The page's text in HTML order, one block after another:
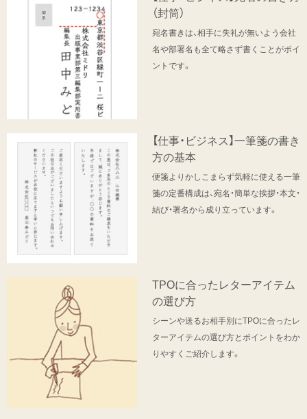
（封筒）
宛名書きは、相手に失礼が無いよう会社
名や部署名も全て略さず書くことがポイ
ントです。
【仕事・ビジネス】一筆箋の書き
方の基本
便箋よりかしこまらず気軽に使える一筆
箋の定番構成は、宛名・簡単な挨拶・本文・
結び・署名から成り立っています。
TPOに合ったレターアイテム
の選び方
シーンや送るお相手別にTPOに合ったレ
ターアイテムの選び方とポイントをわか
りやすくご紹介します。